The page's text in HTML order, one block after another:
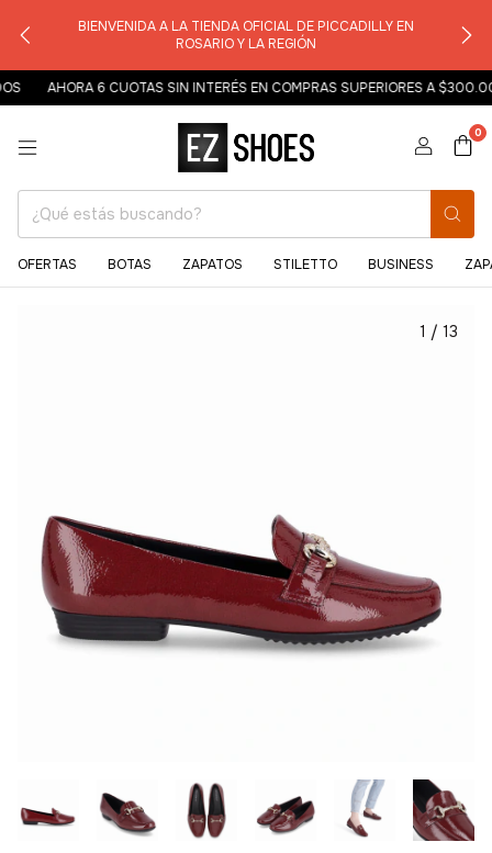
BIENVENIDA A LA TIENDA OFICIAL DE PICCADILLY EN
ROSARIO Y LA REGIÓN
AHORA 6 CUOTAS SIN INTERÉS EN COMPRAS SUPERIORES A
0
OFERTAS BOTAS ZAPATOS STILETTO BUSINESS
1 / 13